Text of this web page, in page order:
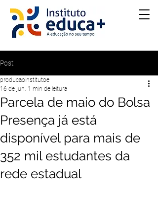
Post
Parcela de maio do Bolsa
Presença já está
disponível para mais de
352 mil estudantes da
rede estadual
producaoinstitutoe
16 de jun. 1 min de leitura